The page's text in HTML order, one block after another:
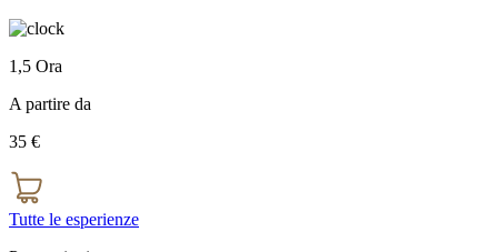
1,5 Ora
A partire da
35 €
Tutte le esperienze